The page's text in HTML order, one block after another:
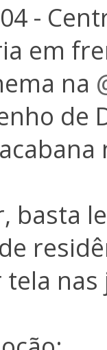
-
em
na
basta
nas